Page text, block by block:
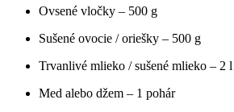
Ovsené vločky – 500 g
Sušené ovocie / oriešky – 500 g
Trvanlivé mlieko / sušené mlieko – 2
Med alebo džem – 1 pohár